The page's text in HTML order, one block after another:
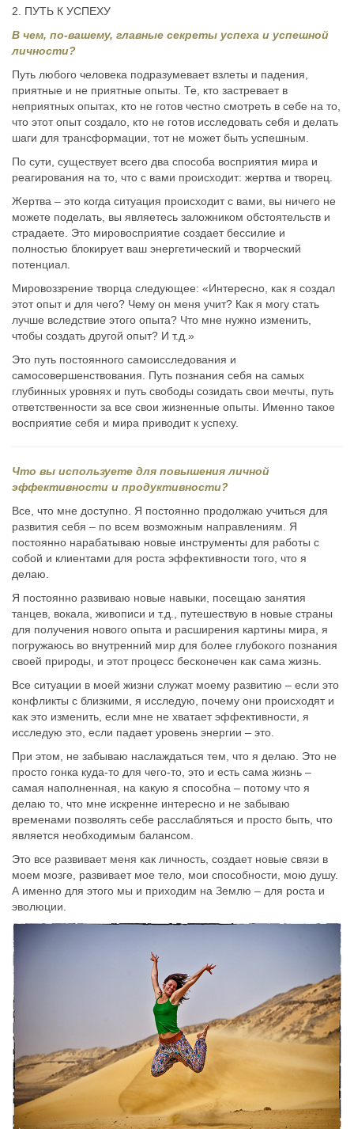
2. ПУТЬ К УСПЕХУ
В чем, по-вашему, главные секреты успеха и успешной
личности?
Путь любого человека подразумевает взлеты и падения,
приятные и не приятные опыты. Те, кто застревает в
неприятных опытах, кто не готов честно смотреть в себе на то,
что этот опыт создало, кто не готов исследовать себя и делать
шаги для трансформации, тот не может быть успешным.
По сути, существует всего два способа восприятия мира и
реагирования на то, что с вами происходит: жертва и творец.
Жертва – это когда ситуация происходит с вами, вы ничего не
можете поделать, вы являетесь заложником обстоятельств и
страдаете. Это мировосприятие создает бессилие и
полностью блокирует ваш энергетический и творческий
потенциал.
Мировоззрение творца следующее: «Интересно, как я создал
этот опыт и для чего? Чему он меня учит? Как я могу стать
лучше вследствие этого опыта? Что мне нужно изменить,
чтобы создать другой опыт? И т.д.»
Это путь постоянного самоисследования и
самосовершенствования. Путь познания себя на самых
глубинных уровнях и путь свободы созидать свои мечты, путь
ответственности за все свои жизненные опыты. Именно такое
восприятие себя и мира приводит к успеху.
Что вы используете для повышения личной
эффективности и продуктивности?
Все, что мне доступно. Я постоянно продолжаю учиться для
развития себя – по всем возможным направлениям. Я
постоянно нарабатываю новые инструменты для работы с
собой и клиентами для роста эффективности того, что я
делаю.
Я постоянно развиваю новые навыки, посещаю занятия
танцев, вокала, живописи и т.д., путешествую в новые страны
для получения нового опыта и расширения картины мира, я
погружаюсь во внутренний мир для более глубокого познания
своей природы, и этот процесс бесконечен как сама жизнь.
Все ситуации в моей жизни служат моему развитию – если это
конфликты с близкими, я исследую, почему они происходят и
как это изменить, если мне не хватает эффективности, я
исследую это, если падает уровень энергии – это.
При этом, не забываю наслаждаться тем, что я делаю. Это не
просто гонка куда-то для чего-то, это и есть сама жизнь –
самая наполненная, на какую я способна – потому что я
делаю то, что мне искренне интересно и не забываю
временами позволять себе расслабляться и просто быть, что
является необходимым балансом.
Это все развивает меня как личность, создает новые связи в
моем мозге, развивает мое тело, мои способности, мою душу.
А именно для этого мы и приходим на Землю – для роста и
эволюции.